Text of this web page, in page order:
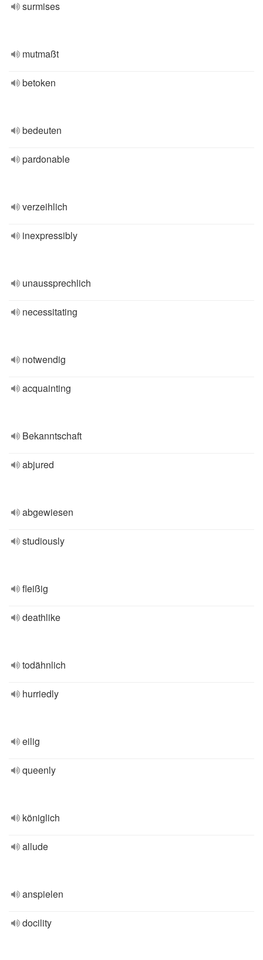
surmises
mutmaßt
betoken
bedeuten
pardonable
verzeihlich
inexpressibly
unaussprechlich
necessitating
notwendig
acquainting
Bekanntschaft
abjured
abgewiesen
studiously
fleißig
deathlike
todähnlich
hurriedly
eilig
queenly
königlich
allude
anspielen
docility